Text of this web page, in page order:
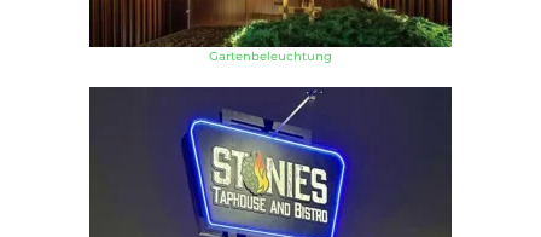
Gartenbeleuchtung